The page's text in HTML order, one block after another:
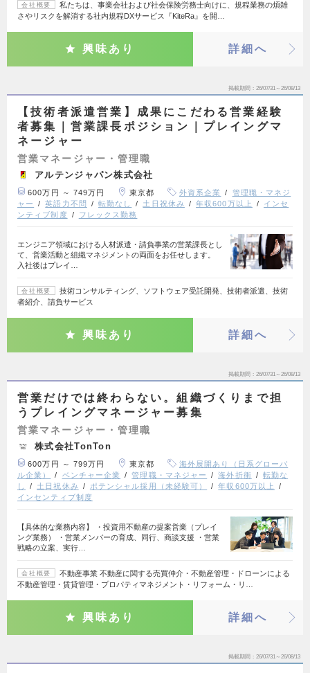
会社概要
私たちは、事業会社および社会保険労務士向けに、規程業務の煩雑
さやリスクを解消する社内規程DXサービス『KiteRa』を開…
興味あり 詳細へ
掲載期間 26/07/31～26/08/13
【技術者派遣営業】成果にこだわる営業経験
者募集｜営業課長ポジション｜プレイングマ
ネージャー
営業マネージャー・管理職
アルテンジャパン株式会社
600万円 ～ 749万円 東京都 外資系企業
管理職・マネジ
ャー
英語力不問 転勤なし 土日祝休み 年収600万以上
インセ
ンティブ制度
フレックス勤務
エンジニア領域における人材派遣・請負事業の営業課長とし
て、営業活動と組織マネジメントの両面をお任せします。
入社後はプレイ…
会社概要
技術コンサルティング、ソフトウェア受託開発、技術者派遣、技術
者紹介、請負サービス
興味あり 詳細へ
掲載期間 26/07/31～26/08/13
営業だけでは終わらない。組織づくりまで担
うプレイングマネージャー募集
営業マネージャー・管理職
株式会社TonTon
600万円 ～ 799万円 東京都
海外展開あり（日系グローバ
ル企業）
ベンチャー企業 管理職・マネジャー 海外折衝
転勤な
し
土日祝休み ポテンシャル採用（未経験可）
年収600万以上
インセンティブ制度
【具体的な業務内容】 ・投資用不動産の提案営業（プレイ
ング業務） ・営業メンバーの育成、同行、商談支援 ・営業
戦略の立案、実行…
会社概要
不動産事業 不動産に関する売買仲介・不動産管理・ドローンによる
不動産管理・賃貸管理・プロパティマネジメント・リフォーム・リ…
興味あり 詳細へ
掲載期間 26/07/31～26/08/13